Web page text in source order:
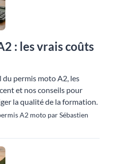
: les vrais coûts
du permis moto A2, les
et nos conseils pour
la qualité de la formation.
A2 moto par Sébastien